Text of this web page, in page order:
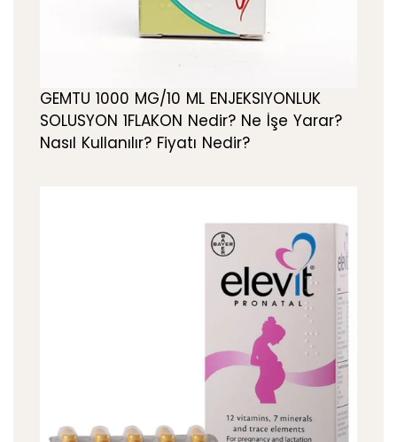
GEMTU 1000 MG/10 ML ENJEKSIYONLUK
SOLUSYON 1FLAKON Nedir? Ne İşe Yarar?
Nasıl Kullanılır? Fiyatı Nedir?